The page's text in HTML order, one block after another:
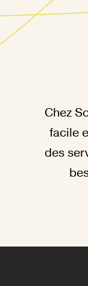
Chez
facile
des